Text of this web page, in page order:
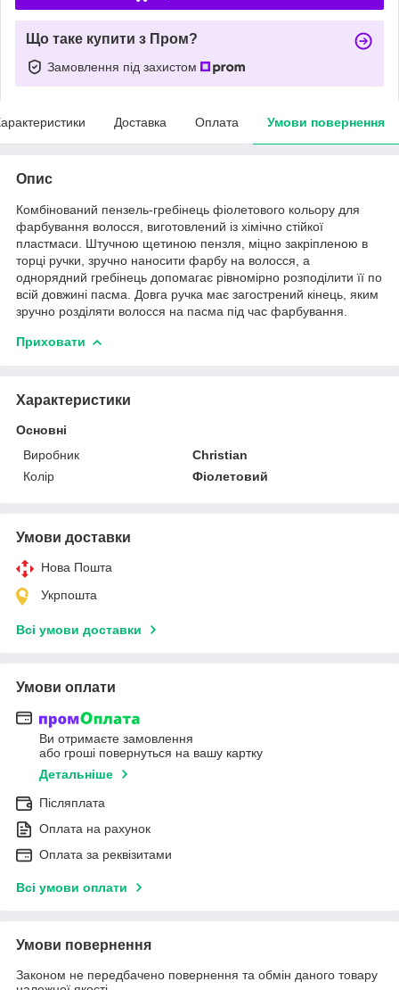
Що таке купити з Пром?
Замовлення під захистом
Доставка Оплата Умови повернення
Опис
Комбінований пензель-гребінець фіолетового кольору для
фарбування волосся, виготовлений із хімічно стійкої
пластмаси. Штучною щетиною пензля, міцно закріпленою в
торці ручки, зручно наносити фарбу на волосся, а
однорядний гребінець допомагає рівномірно розподілити її по
всій довжині пасма. Довга ручка має загострений кінець, яким
зручно розділяти волосся на пасма під час фарбування.
Приховати
Характеристики
Основні
Виробник
Christian
Колір
Фіолетовий
Умови доставки
Нова Пошта
Укрпошта
Всі умови доставки
Умови оплати
Ви отримаєте замовлення
або гроші повернуться на вашу картку
Детальніше
Післяплата
Оплата на рахунок
Оплата за реквізитами
Всі умови оплати
Умови повернення
Законом не передбачено повернення та обмін даного товару